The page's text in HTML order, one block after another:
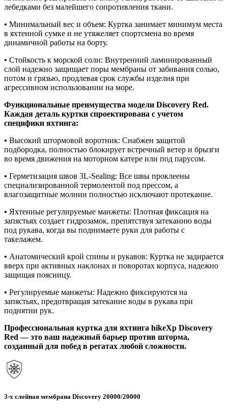
лебедками без малейшего сопротивления ткани.
• Минимальный вес и объем: Куртка занимает минимум места
в яхтенной сумке и не утяжеляет спортсмена во время
динамичной работы на борту.
• Стойкость к морской соли: Внутренний ламинированный
слой надежно защищает поры мембраны от забивания солью,
потом и грязью, продлевая срок службы изделия при
агрессивном использовании на море.
Функциональные преимущества модели Discovery Red.
Каждая деталь куртки спроектирована с учетом
специфики яхтинга:
• Высокий штормовой воротник: Снабжен защитой
подбородка, полностью блокирует встречный ветер и брызги
во время движения на моторном катере или под парусом.
• Герметизация швов 3L-Sealing: Все швы проклеены
специализированной термолентой под прессом, а
влагозащитные молнии полностью исключают протекание.
• Яхтенные регулируемые манжеты: Плотная фиксация на
запястьях создает гидрозамок, препятствуя затеканию воды
под рукава, когда вы поднимаете руки для работы с
такелажем.
• Анатомический крой спины и рукавов: Куртка не задирается
вверх при активных наклонах и поворотах корпуса, надежно
защищая поясницу.
• Регулируемые манжеты: Надежно фиксируются на
запястьях, предотвращая затекание воды в рукава при
поднятии рук.
Профессиональная куртка для яхтинга hikeXp Discovery
Red — это ваш надежный барьер против шторма,
созданный для побед в регатах любой сложности.
3-х слойная мембрана Discovery 20000/20000